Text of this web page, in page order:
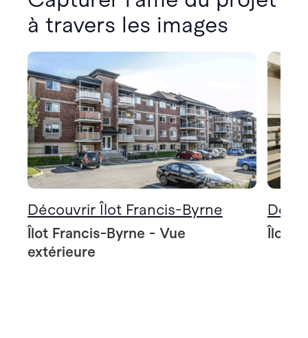
à travers les images
Découvrir Îlot Francis-Byrne
Îlot Francis-Byrne - Vue
extérieure
Îlot